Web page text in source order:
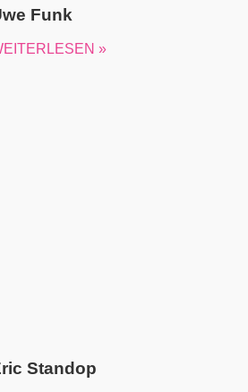
Funk
»
Standop